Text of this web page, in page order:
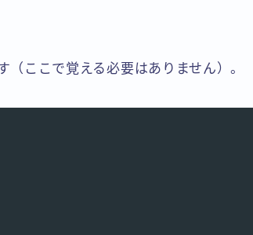
ここで覚える必要はありません）。